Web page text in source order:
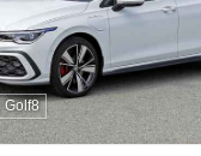
Golf8